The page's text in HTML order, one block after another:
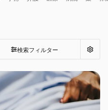
検索フィルター